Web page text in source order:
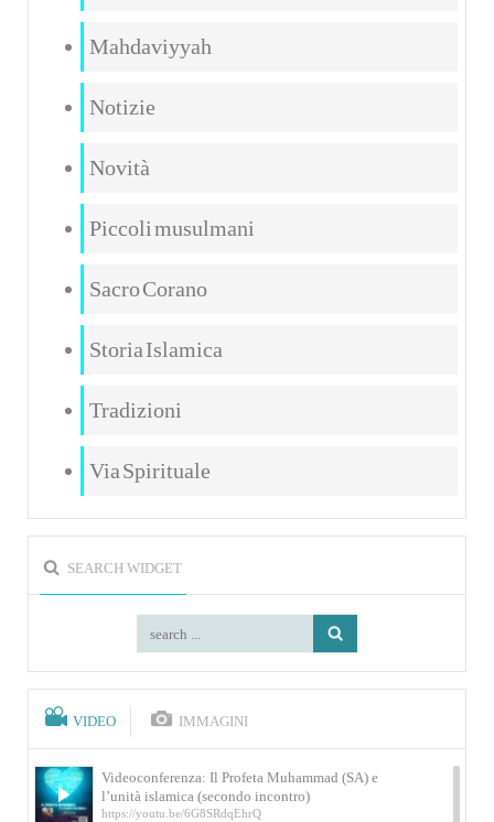
Mahdaviyyah
Notizie
Novità
Piccoli musulmani
Sacro Corano
Storia Islamica
Tradizioni
Via Spirituale
SEARCH WIDGET
VIDEO IMMAGINI
Videoconferenza: Il Profeta Muhammad (SA) e
l’unità islamica (secondo incontro)
https://youtu.be/6G8SRdqEhrQ